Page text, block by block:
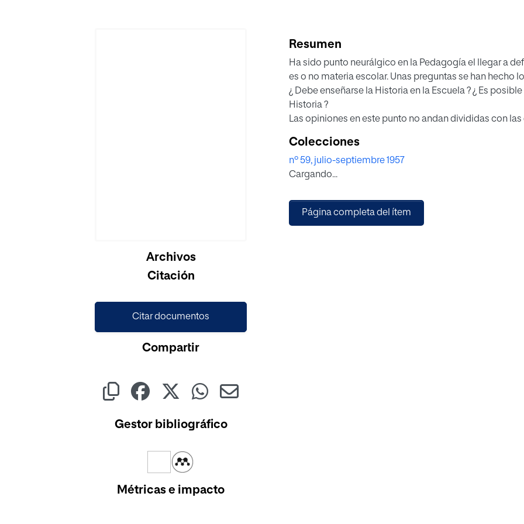
Archivos
Citación
Citar documentos
Compartir
Gestor bibliográfico
Métricas e impacto
Resumen
Ha sido punto neurálgico en la Pedagogía el llegar a
es o no materia escolar. Unas preguntas se han hecho
¿ Debe enseñarse la Historia en la Escuela ? ¿ Es
Historia ?
Las opiniones en este punto no andan divididas con
materia escolar, ya que es una formidable síntesis de
que pertenecen a diversas materias, todas las de la
difícil llegar a formar la conciencia histórica del niño. El
sino que se transmita a los alumnos con el título de
datos históricos, no significa que la Historia no sea
Colecciones
nº 59, julio-septiembre 1957
Cargando...
Página completa del ítem